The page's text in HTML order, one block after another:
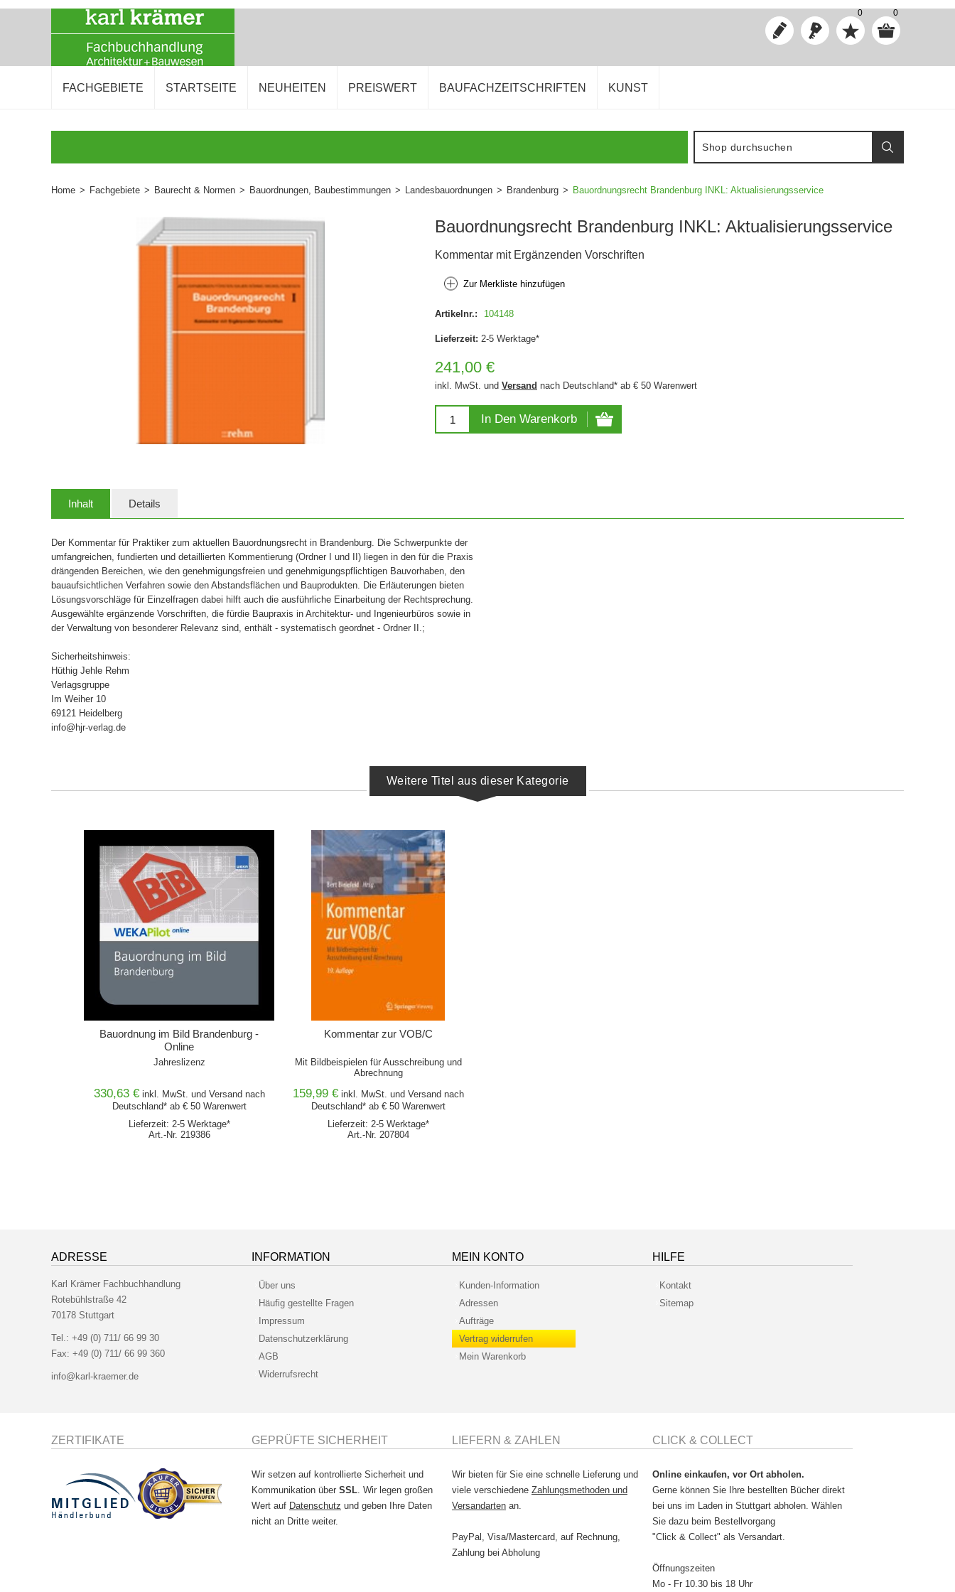
0 0
FACHGEBIETE STARTSEITE NEUHEITEN PREISWERT BAUFACHZEITSCHRIFTEN KUNST
Home > Fachgebiete > Baurecht & Normen > Bauordnungen, Baubestimmungen > Landesbauordnungen > Brandenburg > Bauordnungsrecht Brandenburg INKL: Aktualisierungsservice
Bauordnungsrecht Brandenburg INKL: Aktualisierungsservice
Kommentar mit Ergänzenden Vorschriften
Zur Merkliste hinzufügen
Artikelnr.: 104148
Lieferzeit: 2-5 Werktage*
241,00 €
inkl. MwSt. und Versand nach Deutschland* ab € 50 Warenwert
In Den Warenkorb
Inhalt Details
Der Kommentar für Praktiker zum aktuellen Bauordnungsrecht in Brandenburg. Die Schwerpunkte der
umfangreichen, fundierten und detaillierten Kommentierung (Ordner I und II) liegen in den für die Praxis
drängenden Bereichen, wie den genehmigungsfreien und genehmigungspflichtigen Bauvorhaben, den
bauaufsichtlichen Verfahren sowie den Abstandsflächen und Bauprodukten. Die Erläuterungen bieten
Lösungsvorschläge für Einzelfragen dabei hilft auch die ausführliche Einarbeitung der Rechtsprechung.
Ausgewählte ergänzende Vorschriften, die fürdie Baupraxis in Architektur- und Ingenieurbüros sowie in
der Verwaltung von besonderer Relevanz sind, enthält - systematisch geordnet - Ordner II.;
Sicherheitshinweis:
Hüthig Jehle Rehm
Verlagsgruppe
Im Weiher 10
69121 Heidelberg
info@hjr-verlag.de
Weitere Titel aus dieser Kategorie
Bauordnung im Bild Brandenburg -
Online
Jahreslizenz
330,63 € inkl. MwSt. und Versandnach
Deutschland* ab € 50 Warenwert
Lieferzeit: 2-5 Werktage*
Art.-Nr. 219386
IN DEN WARENKORB
Kommentar zur VOB/C
Mit Bildbeispielen für Ausschreibung und
Abrechnung
159,99 € inkl. MwSt. und Versandnach
Deutschland* ab € 50 Warenwert
Lieferzeit: 2-5 Werktage*
Art.-Nr. 207804
IN DEN WARENKORB
ADRESSE
Karl Krämer Fachbuchhandlung
Rotebühlstraße 42
70178 Stuttgart
Tel.: +49 (0) 711/ 66 99 30
Fax: +49 (0) 711/ 66 99 360
info@karl-kraemer.de
INFORMATION
Über uns
Häufig gestellte Fragen
Impressum
Datenschutzerklärung
AGB
Widerrufsrecht
MEIN KONTO
Kunden-Information
Adressen
Aufträge
Vertrag widerrufen
Mein Warenkorb
HILFE
Kontakt
Sitemap
ZERTIFIKATE GEPRÜFTE SICHERHEIT
Wir setzen auf kontrollierte Sicherheit und
Kommunikation über SSL . Wir legen großen
Wert auf Datenschutz und geben Ihre Daten
nicht an Dritte weiter.
LIEFERN & ZAHLEN
Wir bieten für Sie eine schnelle Lieferung und
viele verschiedene Zahlungsmethoden und
Versandarten an.
PayPal, Visa/Mastercard, auf Rechnung,
Zahlung bei Abholung
CLICK & COLLECT
Online einkaufen, vor Ort abholen.
Gerne können Sie Ihre bestellten Bücher direkt
bei uns im Laden in Stuttgart abholen. Wählen
Sie dazu beim Bestellvorgang
"Click & Collect" als Versandart.
Öffnungszeiten
Mo - Fr 10.30 bis 18 Uhr